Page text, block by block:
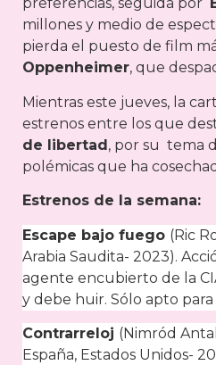
preferencias, seguida por
millones y medio de
pierda el puesto de film
Oppenheimer, que
Mientras este jueves, la
estrenos entre los que
de libertad, por su tema
polémicas que ha
Estrenos de la semana:
Escape bajo fuego (Ric
Arabia Saudita- 2023).
agente encubierto de la
y debe huir. Sólo apto para
Contrarreloj (Nimród
España, Estados Unidos-